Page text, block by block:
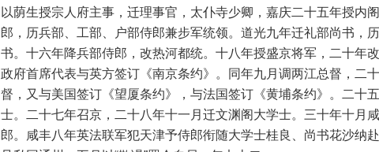
以荫生授宗人府主事，迁理事官，太仆寺少卿，嘉庆二十五年授内
郎，历兵部、工部、户部侍郎兼步军统领。道光九年迁礼部尚书，
书。十六年降兵部侍郎，改热河都统。十八年授盛京将军，二十年
政府首席代表与英方签订《南京条约》。同年九月调两江总督，二
督，又与美国签订《望厦条约》，与法国签订《黄埔条约》。二十
士。二十七年召京，二十八年十一月迁文渊阁大学士。三十年十月
郎。咸丰八年英法联军犯天津予侍郎衔随大学士桂良、尚书花沙纳